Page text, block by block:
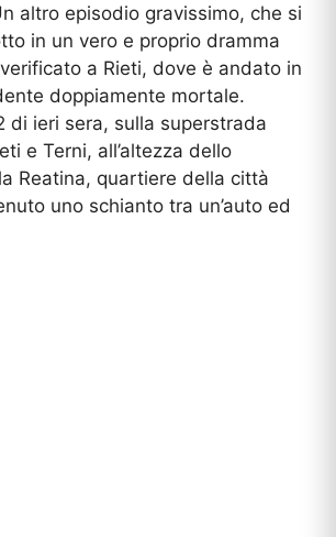
altro episodio gravissimo, che si
in un vero e proprio dramma
a Rieti, dove è andato in
doppiamente mortale.
di ieri sera, sulla superstrada
e Terni, all’altezza dello
Reatina, quartiere della città
uno schianto tra un’auto ed